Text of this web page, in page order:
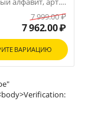
7 999.00₽
7 962.00₽
ВАРИАЦИЮ